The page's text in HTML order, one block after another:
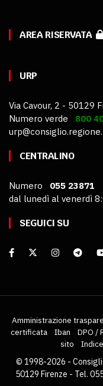
AREA RISERVATA
URP
Via Cavour, 2 - 50129
Numero verde 800
CENTRALINO
Numero 055 23871
dal lunedì al venerdì
SEGUICI SU
Amministrazione
certificata
Iban DPO /
sito
Indice
© 1998-2026 -
50129 Firenze - Tel.